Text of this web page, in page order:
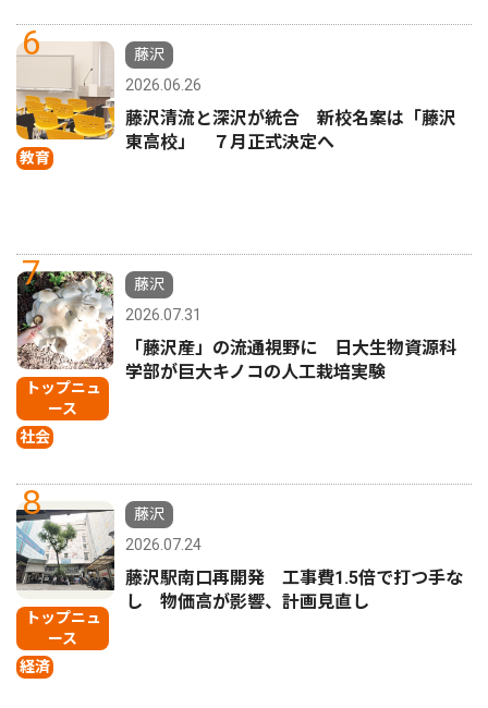
6
教育
藤沢
2026.06.26
藤沢清流と深沢が統合 新校名案は「藤沢
東高校」 ７月正式決定へ
7
トップニュ
ース
社会
藤沢
2026.07.31
「藤沢産」の流通視野に 日大生物資源科
学部が巨大キノコの人工栽培実験
8
トップニュ
ース
経済
藤沢
2026.07.24
藤沢駅南口再開発 工事費1.5倍で打つ手な
し 物価高が影響、計画見直し